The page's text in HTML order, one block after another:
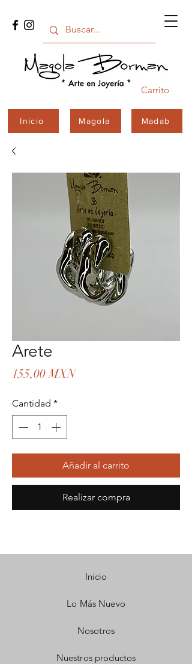
Carrito
Inicio Magola Madab
Arete
155,00 MXNPrecio
Cantidad *
Añadir al carrito
Realizar compra
Inicio
Lo Más Nuevo
Nosotros
Nuestros productos